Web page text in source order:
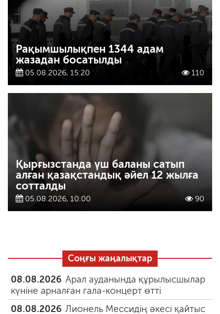
Рақымшылықпен 1344 адам
жазадан босатылды
05.08.2026, 15:20 110
Қырғызстанда үш баланы сатып
алған қазақстандық әйел 12 жылға
сотталды
05.08.2026, 10:00 90
Соңғы жаңалықтар
08.08.2026 Арал ауданында құрылысшылар
күніне арналған гала-концерт өтті
08.08.2026 Лионель Мессидің әкесі қайтыс